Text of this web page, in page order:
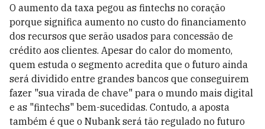
O aumento da taxa pegou as fintechs no coração
porque significa aumento no custo do financiamento
dos recursos que serão usados para concessão de
crédito aos clientes. Apesar do calor do momento,
quem estuda o segmento acredita que o futuro ainda
será dividido entre grandes bancos que conseguirem
fazer "sua virada de chave" para o mundo mais digital
e as "fintechs" bem-sucedidas. Contudo, a aposta
também é que o Nubank será tão regulado no futuro